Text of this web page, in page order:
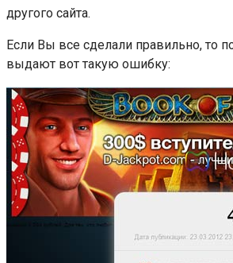
другого сайта.
Если Вы все сделали правильно, то
выдают вот такую ошибку: